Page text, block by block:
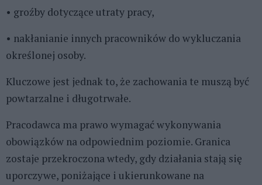
• groźby dotyczące utraty pracy,
• nakłanianie innych pracowników do wykluczania
określonej osoby.
Kluczowe jest jednak to, że zachowania te muszą być
powtarzalne i długotrwałe.
Pracodawca ma prawo wymagać wykonywania
obowiązków na odpowiednim poziomie. Granica
zostaje przekroczona wtedy, gdy działania stają się
uporczywe, poniżające i ukierunkowane na